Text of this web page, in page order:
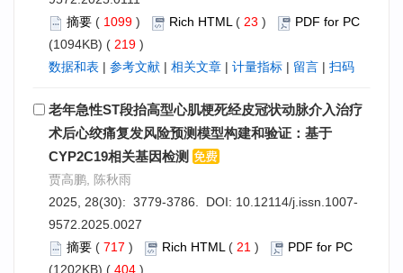
摘要 ( 1099 ) Rich HTML( 23 )
PDF for PC
(1094KB) ( 219 )
数据和表 | 参考文献 | 相关文章 | 计量指标 | 留言 | 扫码
老年急性ST段抬高型心肌梗死经皮冠状动脉介入治疗
术后心绞痛复发风险预测模型构建和验证：基于
CYP2C19相关基因检测
贾高鹏, 陈秋雨
2025, 28(30): 3779-3786. DOI: 10.12114/j.issn.1007-
9572.2025.0027
摘要 ( 717 ) Rich HTML( 21 )
PDF for PC
(1202KB) ( 404 )